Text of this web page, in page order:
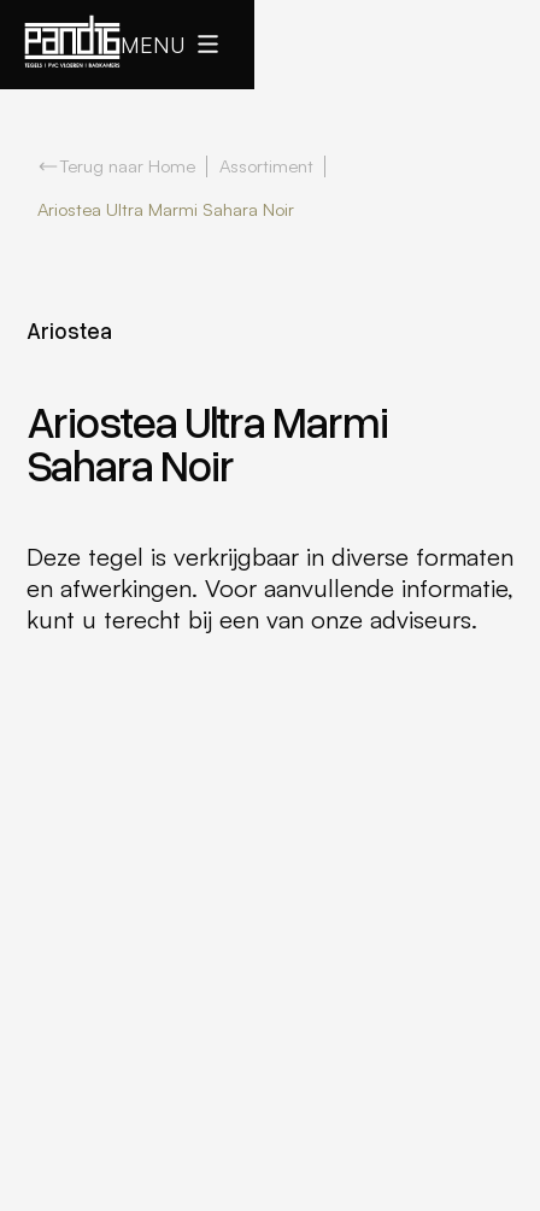
MENU
Terug naar Home
Assortiment
Ariostea Ultra Marmi Sahara Noir
Ariostea
Ariostea Ultra Marmi
Sahara Noir
Deze tegel is verkrijgbaar in diverse formaten
en afwerkingen. Voor aanvullende informatie,
kunt u terecht bij een van onze adviseurs.